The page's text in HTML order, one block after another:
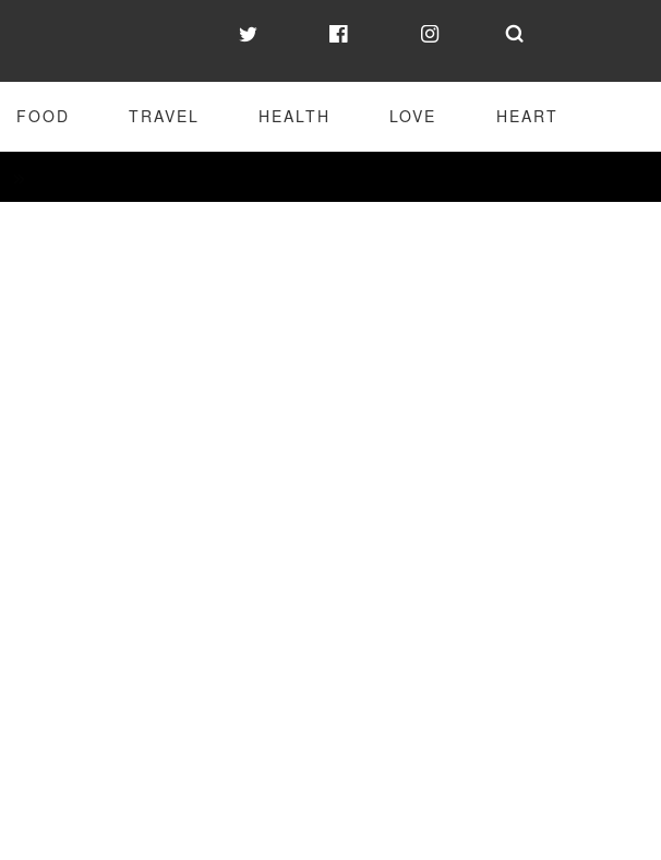
FOOD TRAVEL HEALTH LOVE HEART